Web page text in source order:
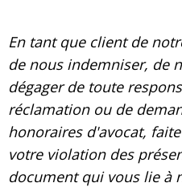
En tant que client de
de nous indemniser, de
dégager de toute
réclamation ou de
honoraires d'avocat,
votre violation des
document qui vous lie à